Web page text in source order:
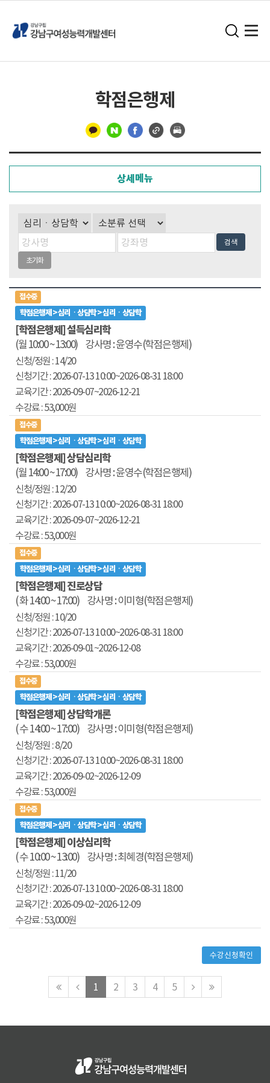
학점은행제
상세메뉴
검색
초기화
접수중
학점은행제 > 심리ㆍ상담학 > 심리ㆍ상담학
[학점은행제] 설득심리학
(월 10:00 ~ 13:00)
강사명 : 윤영수(학점은행제)
14/20
2026-07-13 10:00~2026-08-31 18:00
2026-09-07~2026-12-21
53,000원
접수중
학점은행제 > 심리ㆍ상담학 > 심리ㆍ상담학
[학점은행제] 상담심리학
(월 14:00 ~ 17:00)
강사명 : 윤영수(학점은행제)
12/20
2026-07-13 10:00~2026-08-31 18:00
2026-09-07~2026-12-21
53,000원
접수중
학점은행제 > 심리ㆍ상담학 > 심리ㆍ상담학
[학점은행제] 진로상담
( 화 14:00 ~ 17:00)
강사명 : 이미형(학점은행제)
10/20
2026-07-13 10:00~2026-08-31 18:00
2026-09-01~2026-12-08
53,000원
접수중
학점은행제 > 심리ㆍ상담학 > 심리ㆍ상담학
[학점은행제] 상담학개론
( 수 14:00 ~ 17:00)
강사명 : 이미형(학점은행제)
8/20
2026-07-13 10:00~2026-08-31 18:00
2026-09-02~2026-12-09
53,000원
접수중
학점은행제 > 심리ㆍ상담학 > 심리ㆍ상담학
[학점은행제] 이상심리학
( 수 10:00 ~ 13:00)
강사명 : 최혜경(학점은행제)
11/20
2026-07-13 10:00~2026-08-31 18:00
2026-09-02~2026-12-09
53,000원
수강신청확인
맨
처
페
이
전
이
1 2 3 4 5
다
음
이
맨
마
막